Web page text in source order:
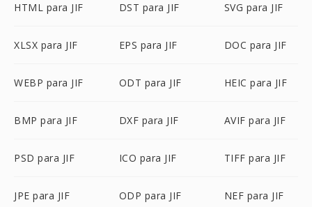
HTML para JIF DST para JIF SVG para JIF
XLSX para JIF EPS para JIF DOC para JIF
WEBP para JIF ODT para JIF HEIC para JIF
BMP para JIF DXF para JIF AVIF para JIF
PSD para JIF ICO para JIF TIFF para JIF
JPE para JIF ODP para JIF NEF para JIF